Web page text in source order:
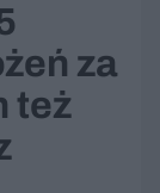
za
też